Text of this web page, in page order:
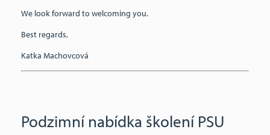
We look forward to welcoming you.
Best regards,
Katka Machovcová
Podzimní nabídka školení PSU